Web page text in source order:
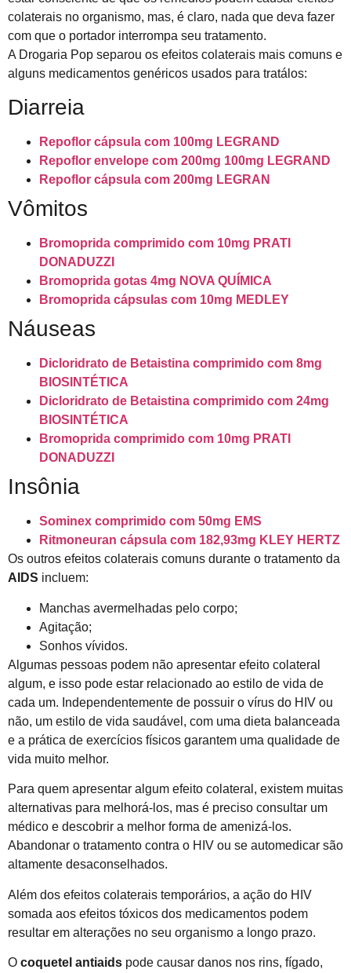
colaterais no organismo, mas, é claro, nada que deva fazer
com que o portador interrompa seu tratamento.
A Drogaria Pop separou os efeitos colaterais mais comuns e
alguns medicamentos genéricos usados para tratálos:
Diarreia
Repoflor cápsula com 100mg LEGRAND
Repoflor envelope com 200mg 100mg LEGRAND
Repoflor cápsula com 200mg LEGRAN
Vômitos
Bromoprida comprimido com 10mg PRATI
DONADUZZI
Bromoprida gotas 4mg NOVA QUÍMICA
Bromoprida cápsulas com 10mg MEDLEY
Náuseas
Dicloridrato de Betaistina comprimido com 8mg
BIOSINTÉTICA
Dicloridrato de Betaistina comprimido com 24mg
BIOSINTÉTICA
Bromoprida comprimido com 10mg PRATI
DONADUZZI
Insônia
Sominex comprimido com 50mg EMS
Ritmoneuran cápsula com 182,93mg KLEY HERTZ
Os outros efeitos colaterais comuns durante o tratamento da
AIDS incluem:
Manchas avermelhadas pelo corpo;
Agitação;
Sonhos vívidos.
Algumas pessoas podem não apresentar efeito colateral
algum, e isso pode estar relacionado ao estilo de vida de
cada um. Independentemente de possuir o vírus do HIV ou
não, um estilo de vida saudável, com uma dieta balanceada
e a prática de exercícios físicos garantem uma qualidade de
vida muito melhor.
Para quem apresentar algum efeito colateral, existem muitas
alternativas para melhorá-los, mas é preciso consultar um
médico e descobrir a melhor forma de amenizá-los.
Abandonar o tratamento contra o HIV ou se automedicar são
altamente desaconselhados.
Além dos efeitos colaterais temporários, a ação do HIV
somada aos efeitos tóxicos dos medicamentos podem
resultar em alterações no seu organismo a longo prazo.
O coquetel antiaids pode causar danos nos rins, fígado,